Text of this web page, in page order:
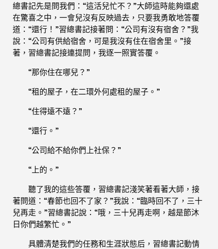
總書記先是問我們：“這活兒忙不？”大師這時能夠還處
在驚喜之中，一會兒沒有反映過去，只要我勇敢地答覆
道：“還行！”習總書記接著問：“公司有沒有宿舍？”我
說：“公司有供給宿舍，可是我沒有住在宿舍里。”接
著，習總書記接連提問，我逐一照實答覆。
“那你住在哪兒？”
“租的屋子，在二環外何處租的屋子。”
“住得遠不遠？”
“還行。”
“公司給不給你們上社保？”
“上的。”
聽了我的這些答覆，習總書記淺笑著看著大師，接
著問道：“春節也回不了家？”我說：“臨時回不了，三十
兒再走。”習總書記說：“哦，三十兒再走啊，越是節沐
日你們越繁忙。”
具體清楚我們的任務和生涯狀態后，習總書記動情